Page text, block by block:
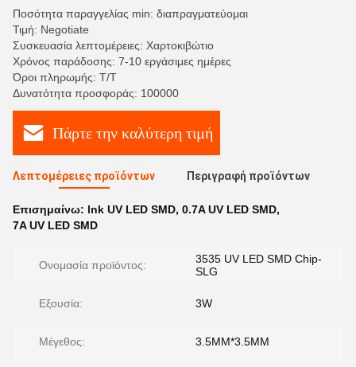
Ποσότητα παραγγελίας min: διαπραγματεύομαι
Τιμή: Negotiate
Συσκευασία λεπτομέρειες: Χαρτοκιβώτιο
Χρόνος παράδοσης: 7-10 εργάσιμες ημέρες
Όροι πληρωμής: T/T
Δυνατότητα προσφοράς: 100000
Πάρτε την καλύτερη τιμή
Λεπτομέρειες προϊόντων Περιγραφή προϊόντων
Επισημαίνω: lnk UV LED SMD, 0.7A UV LED SMD,
7A UV LED SMD
Ονομασία προϊόντος:
3535 UV LED SMD Chip-
SLG
Εξουσία: 3W
Μέγεθος: 3.5MM*3.5MM